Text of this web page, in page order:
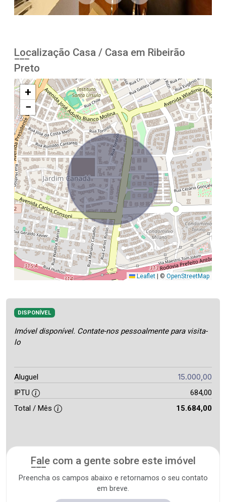
Localização Casa / Casa em Ribeirão
Preto
+
−
Leaflet | © OpenStreetMap
DISPONÍVEL
Imóvel disponível. Contate-nos pessoalmente para visita-
lo
Aluguel 15.000,00
IPTU
684,00
Total / Mês
15.684,00
Fale com a gente sobre este imóvel
Preencha os campos abaixo e retornamos o seu contato
em breve.